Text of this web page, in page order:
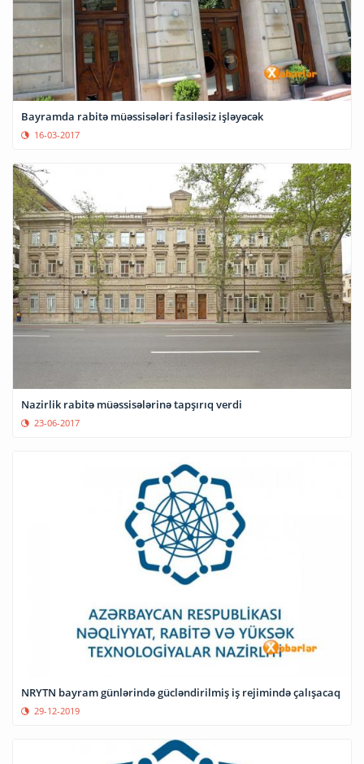
Bayramda rabitə müəssisələri fasiləsiz işləyəcək
16-03-2017
Nazirlik rabitə müəssisələrinə tapşırıq verdi
23-06-2017
NRYTN bayram günlərində gücləndirilmiş iş rejimində çalışacaq
29-12-2019